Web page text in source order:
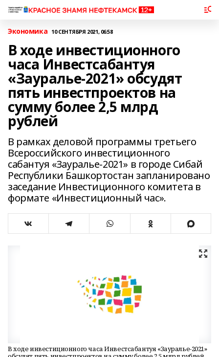
Экономика 10 СЕНТЯБРЯ 2021, 06:58
В ходе инвестиционного
часа Инвестсабантуя
«Зауралье-2021» обсудят
пять инвестпроектов на
сумму более 2,5 млрд
рублей
В рамках деловой программы третьего
Всероссийского инвестиционного
сабантуя «Зауралье-2021» в городе Сибай
Республики Башкортостан запланировано
заседание Инвестиционного комитета в
формате «Инвестиционный час».
В ходе инвестиционного часа Инвестсабантуя «Зауралье-2021»